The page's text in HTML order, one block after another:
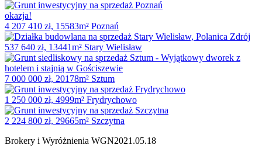
okazja!
4 207 410 zł, 15583m² Poznań
537 640 zł, 13441m² Stary Wielisław
7 000 000 zł, 20178m² Sztum
1 250 000 zł, 4999m² Frydrychowo
2 224 800 zł, 29665m² Szczytna
Brokery i Wyróżnienia WGN2021.05.18